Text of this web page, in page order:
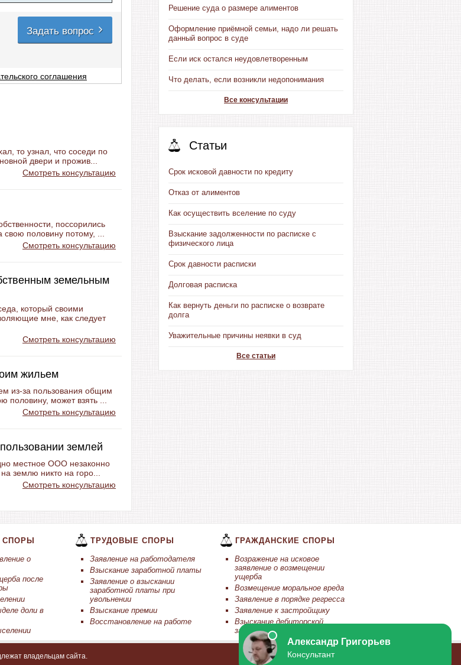
Задать вопрос
соглашения
то узнал, что соседи по
двери и прожив...
Смотреть консультацию
поссорились
половину потому, ...
Смотреть консультацию
земельным
который своими
мне, как следует
Смотреть консультацию
жильем
из-за пользования общим
может взять ...
Смотреть консультацию
землей
местное ООО незаконно
землю никто на горо...
Смотреть консультацию
Решение суда о размере алиментов
Оформление приёмной семьи, надо ли решать
данный вопрос в суде
Если иск остался неудовлетворенным
Что делать, если возникли недопонимания
Все консультации
Статьи
Срок исковой давности по кредиту
Отказ от алиментов
Как осуществить вселение по суду
Взыскание задолженности по расписке с
физического лица
Срок давности расписки
Долговая расписка
Как вернуть деньги по расписке о возврате
долга
Уважительные причины неявки в суд
Все статьи
о
после
доли в
ТРУДОВЫЕ СПОРЫ
Заявление на работодателя
Взыскание заработной платы
Заявление о взыскании
заработной платы при
увольнении
Взыскание премии
Восстановление на работе
ГРАЖДАНСКИЕ СПОРЫ
Возражение на исковое
заявление о возмещении
ущерба
Возмещение моральное вреда
Заявление в порядке регресса
Заявление к застройщику
Взыскание дебиторской
задолженности
владельцам сайта.